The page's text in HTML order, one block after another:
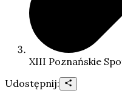
XIII Poznańskie
Udostępnij: